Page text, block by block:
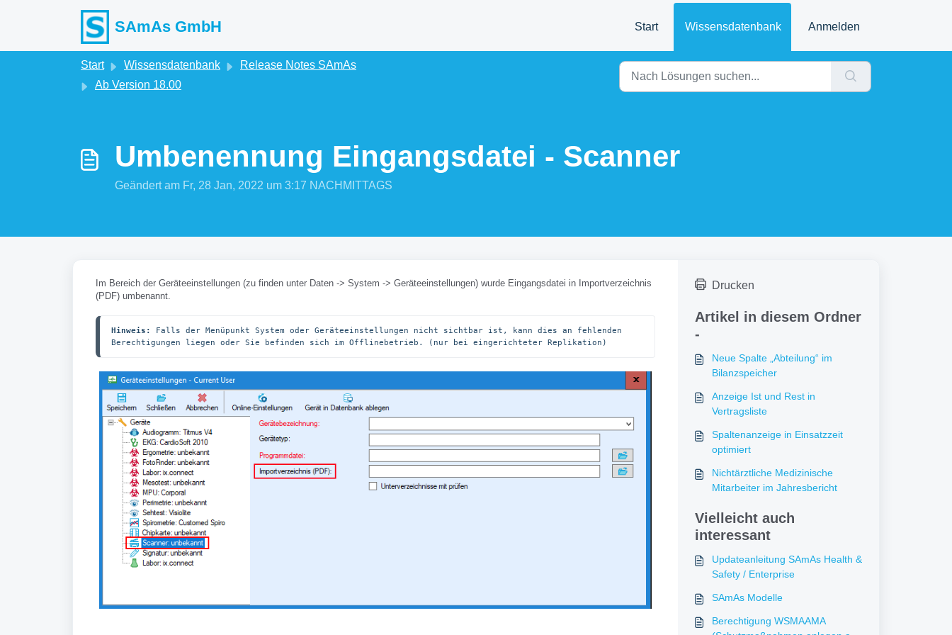
SAmAs GmbH Start Wissensdatenbank Anmelden
Start Wissensdatenbank
Release Notes SAmAs
Ab Version 18.00
Umbenennung Eingangsdatei - Scanner
Geändert am Fr, 28 Jan, 2022 um 3:17 NACHMITTAGS
Im Bereich der Geräteeinstellungen (zu finden unter Daten -> System -> Geräteeinstellungen) wurde Eingangsdatei in Importverzeichnis
(PDF) umbenannt.
Hinweis:
Falls der Menüpunkt System oder Geräteeinstellungen nicht sichtbar ist, kann dies an fehlenden
Drucken
Artikel in diesem Ordner
-
Neue Spalte „Abteilung“ im
Bilanzspeicher
Anzeige Ist und Rest in
Vertragsliste
Spaltenanzeige in Einsatzzeit
optimiert
Nichtärztliche Medizinische
Mitarbeiter im Jahresbericht
Vielleicht auch
interessant
Updateanleitung SAmAs Health &
Safety / Enterprise
SAmAs Modelle
Berechtigung WSMAAMA